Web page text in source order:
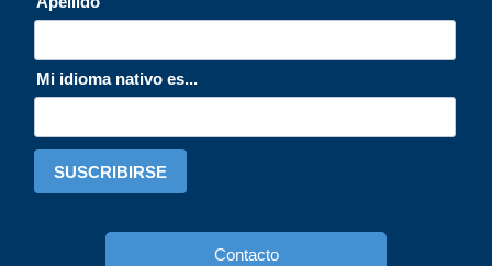
Mi idioma nativo es...
SUSCRIBIRSE
Contacto